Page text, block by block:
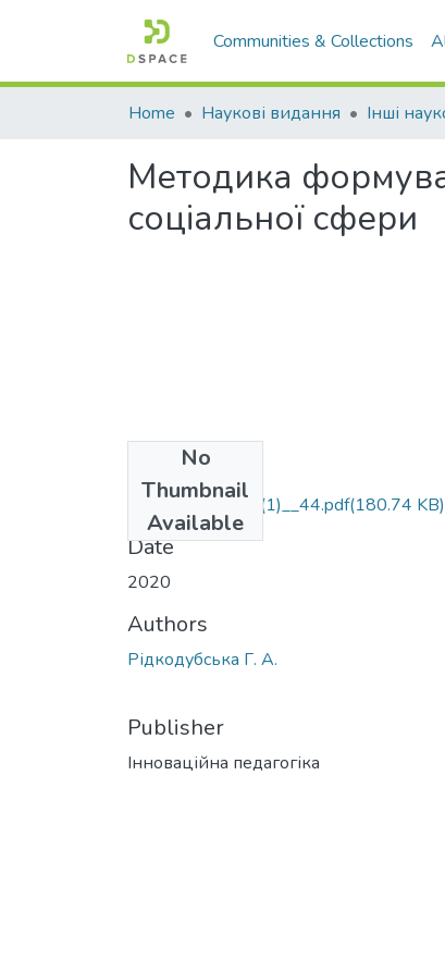
Communities & Collections
Home Наукові видання Інші
Методика
соціальної сфери
No
Thumbnail
Available
innped_2020_24(1)__44.pdf(180.74 KB)
Date
2020
Authors
Рідкодубська Г. А.
Publisher
Інноваційна педагогіка